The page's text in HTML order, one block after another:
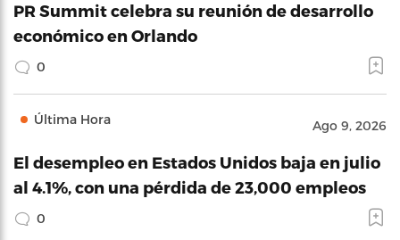
PR Summit celebra su reunión de desarrollo
económico en Orlando
0
Última Hora Ago 9, 2026
El desempleo en Estados Unidos baja en julio
al 4.1%, con una pérdida de 23,000 empleos
0